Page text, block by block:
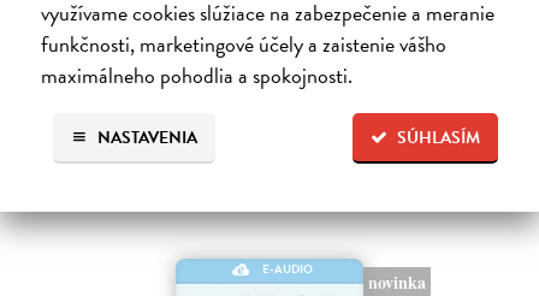
využívame cookies slúžiace na zabezpečenie a meranie
funkčnosti, marketingové účely a zaistenie vášho
maximálneho pohodlia a spokojnosti.
SÚHLASÍM
NASTAVENIA
14,45 €
E-AUDIO
novinka